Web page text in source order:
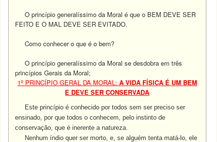
O princípio generalíssimo da Moral é que o BEM DEVE SER
FEITO E O MAL DEVE SER EVITADO.
Como conhecer o que é o bem?
O princípio generalíssimo da Moral se desdobra em três
princípios Gerais da Moral;
1º PRINCÍPIO GERAL DA MORAL: A VIDA FÍSICA É UM BEM
E DEVE SER CONSERVADA
Este princípio é conhecido por todos sem ser preciso ser
ensinado, por que todos o conhecem, pelo instinto de
conservação, que é inerente a natureza.
Nenhum índio quer ser morto, e, se alguém tenta matá-lo, ele